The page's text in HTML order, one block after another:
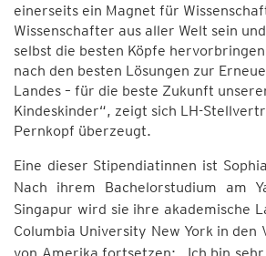
einerseits ein Magnet für
Wissenschafter aus aller Welt sein
selbst die besten Köpfe
nach den besten Lösungen zur
Landes – für die beste Zukunft
Kindeskinder“, zeigt sich LH-
Pernkopf überzeugt.
Eine dieser Stipendiatinnen ist
Nach ihrem Bachelorstudium am
Singapur wird sie ihre akademische
Columbia University New York in den